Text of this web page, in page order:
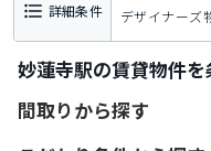
詳細条件 デザイナーズ
妙蓮寺駅の賃貸物件
間取りから探す